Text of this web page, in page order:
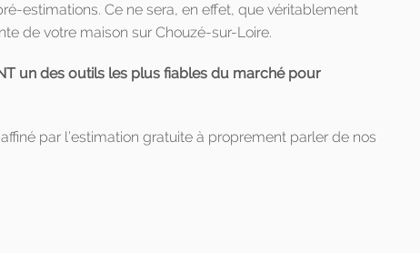
estimations. Ce ne sera, en effet, que véritablement
de votre maison sur Chouzé-sur-Loire.
un des outils les plus fiables du marché pour
par l’estimation gratuite à proprement parler de nos